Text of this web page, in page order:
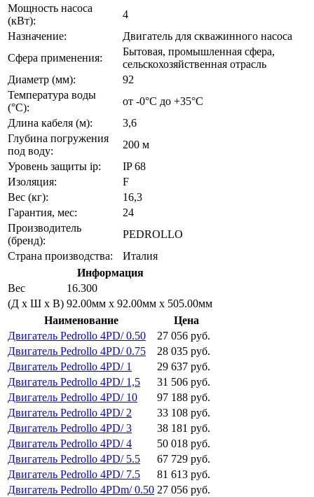
Мощность насоса
(кВт):
4
Назначение:
Двигатель для скважинного насоса
Сфера применения:
Бытовая, промышленная сфера,
сельскохозяйственная отрасль
Диаметр (мм):
92
Температура воды
(°C):
от -0°C до +35°С
Длина кабеля (м):
3,6
Глубина погружения
под воду:
200 м
Уровень защиты ip:
IP 68
Изоляция:
F
Вес (кг):
16,3
Гарантия, мес:
24
Производитель
(бренд):
PEDROLLO
Страна производства:
Италия
Информация
Вес
16.300
(Д х Ш х В) 92.00мм x 92.00мм x 505.00мм
Наименование
Цена
Двигатель Pedrollo 4PD/ 0.50
27 056 руб.
Двигатель Pedrollo 4PD/ 0.75
28 035 руб.
Двигатель Pedrollo 4PD/ 1
29 637 руб.
Двигатель Pedrollo 4PD/ 1,5
31 506 руб.
Двигатель Pedrollo 4PD/ 10
97 188 руб.
Двигатель Pedrollo 4PD/ 2
33 108 руб.
Двигатель Pedrollo 4PD/ 3
38 181 руб.
Двигатель Pedrollo 4PD/ 4
50 018 руб.
Двигатель Pedrollo 4PD/ 5.5
67 729 руб.
Двигатель Pedrollo 4PD/ 7.5
81 613 руб.
Двигатель Pedrollo 4PDm/ 0.50 27 056 руб.